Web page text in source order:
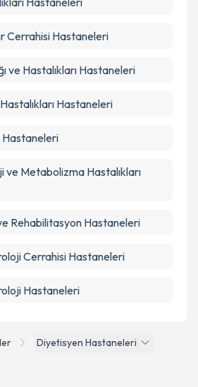
CerrahisiHastaneleri
ve Hastalıkları Hastaneleri
Hastaneleri
Hastaneleri
ve Metabolizma Hastalıkları
RehabilitasyonHastaneleri
Cerrahisi Hastaneleri
Hastaneleri
Diyetisyen Hastaneleri